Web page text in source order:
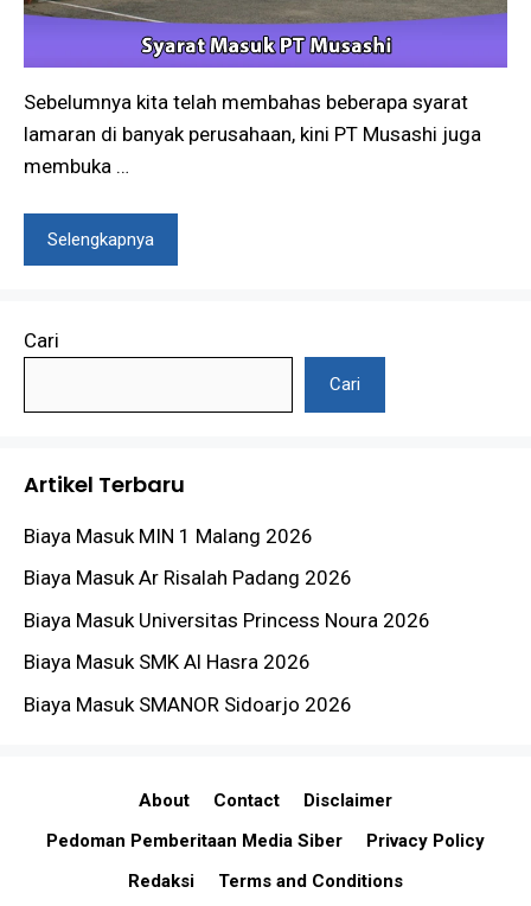
Sebelumnya kita telah membahas beberapa syarat
lamaran di banyak perusahaan, kini PT Musashi juga
membuka …
Selengkapnya
Cari
Cari
Artikel Terbaru
Biaya Masuk MIN 1 Malang 2026
Biaya Masuk Ar Risalah Padang 2026
Biaya Masuk Universitas Princess Noura 2026
Biaya Masuk SMK Al Hasra 2026
Biaya Masuk SMANOR Sidoarjo 2026
About Contact
Disclaimer
Pedoman Pemberitaan Media Siber
Privacy Policy
Redaksi
Terms and Conditions